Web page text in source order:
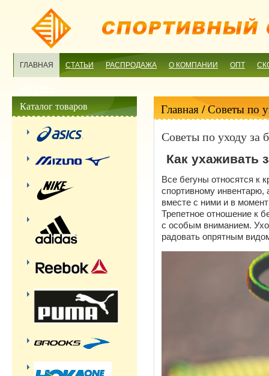
ГЛАВНАЯ СТАТЬИ РАСПРОДАЖА О КОМПАНИИ ОПТ
Главная/ Советы по
Советы по уходу за
Как ухаживать
Все бегуны относятся к
спортивному инвентарю,
вместе с ними и в
Трепетное отношение к
с особым вниманием.
радовать опрятным
Каталог товаров